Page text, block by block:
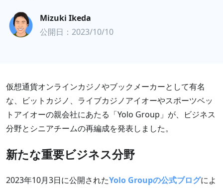
Mizuki Ikeda
公開日：2023/10/10
仮想通貨オンラインカジノやブックメーカーとして有名
な、ビットカジノ、ライブカジノアイオーやスポーツベッ
トアイオーの親会社にあたる「Yolo Group」が、ビジネス
分野とシニアチームの再編成を発表しました。
新たな重要ビジネス分野
2023年10月3日に公開されたYolo Groupの公式ブログによ